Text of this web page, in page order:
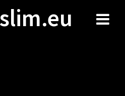
to
content